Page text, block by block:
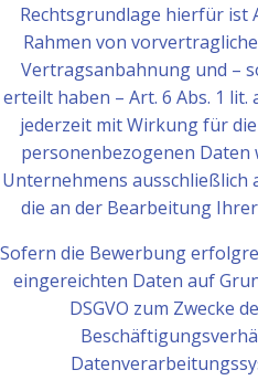
Rechtsgrundlage hierfür ist
Rahmen von
Vertragsanbahnung und –
erteilt haben – Art. 6 Abs. 1 lit.
jederzeit mit Wirkung für
personenbezogenen
Unternehmens ausschließlich
die an der Bearbeitung
Sofern die Bewerbung
eingereichten Daten auf
DSGVO zum Zwecke